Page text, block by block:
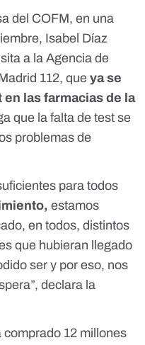
del COFM, en una
Isabel Díaz
a la Agencia de
112, que ya se
las farmacias de la
que la falta de test se
problemas de
para todos
estamos
en todos, distintos
que hubieran llegado
ser y por eso, nos
declara la
12 millones